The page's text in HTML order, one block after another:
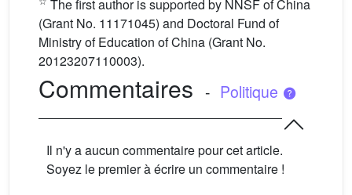
The first author is supported by NNSF of China
(Grant No. 11171045) and Doctoral Fund of
Ministry of Education of China (Grant No.
20123207110003).
Commentaires - Politique
Il n'y a aucun commentaire pour cet article.
Soyez le premier à écrire un commentaire !